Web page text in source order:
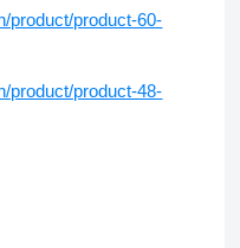
product/product-60-
product/product-48-